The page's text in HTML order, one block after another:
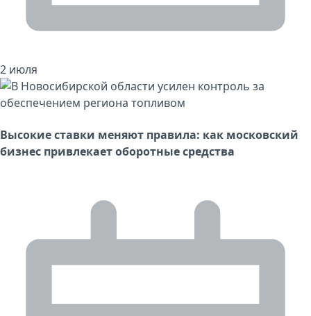
2 июля
Высокие ставки меняют правила: как московский
бизнес привлекает оборотные средства